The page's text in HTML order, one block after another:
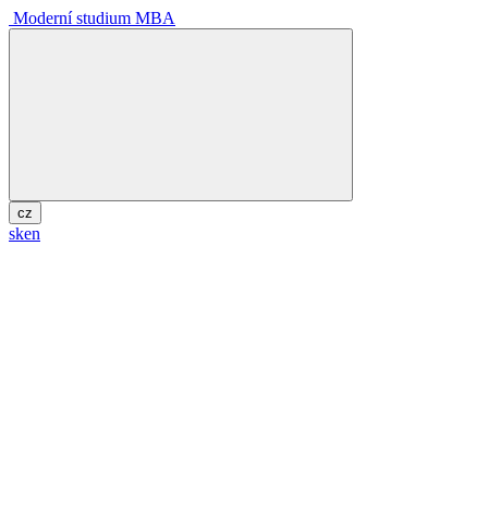
Moderní studium MBA
cz
sken